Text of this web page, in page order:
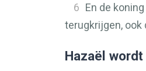
6 En de
terugkrijgen, ook
Hazaël